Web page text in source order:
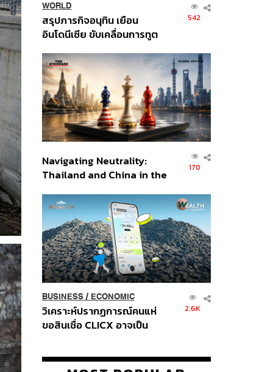
WORLD
สรุปภารกิจอนุทิน เยือน
อินโดนีเซีย ขับเคลื่อนการทูต
ส่วนยุทธศาสตร์ไทย –
อินโดนีเซีย
542
Navigating Neutrality:
Thailand and China in the
Order
170
BUSINESS/ ECONOMIC
วิเคราะห์ปรากฏการณ์คนแห่
ขอสินเชื่อ CLICX อาจเป็น
ปัญหาหนี้ครัวเรือนไทยที่ถูกซุก
2.6K